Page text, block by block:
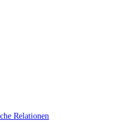
Relationen